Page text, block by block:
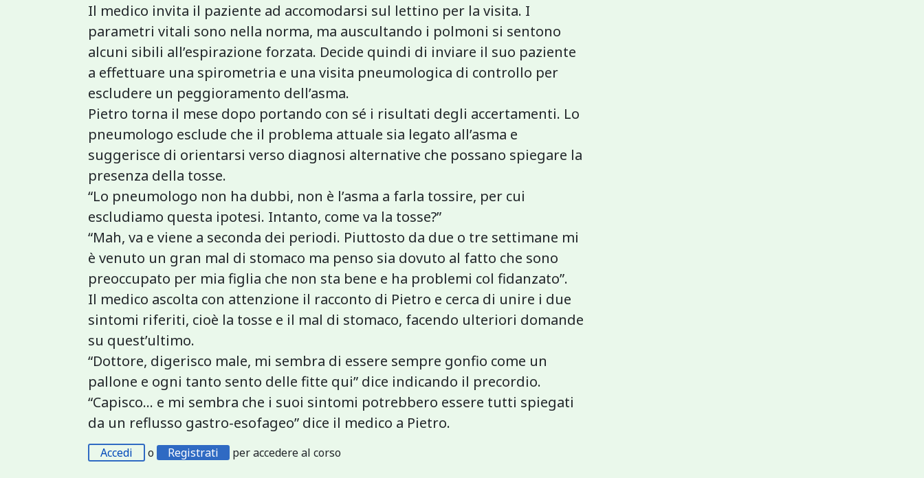
Il medico invita il paziente ad accomodarsi sul lettino per la visita. I
parametri vitali sono nella norma, ma auscultando i polmoni si sentono
alcuni sibili all’espirazione forzata. Decide quindi di inviare il suo paziente
a effettuare una spirometria e una visita pneumologica di controllo per
escludere un peggioramento dell’asma.
Pietro torna il mese dopo portando con sé i risultati degli accertamenti. Lo
pneumologo esclude che il problema attuale sia legato all’asma e
suggerisce di orientarsi verso diagnosi alternative che possano spiegare la
presenza della tosse.
“Lo pneumologo non ha dubbi, non è l’asma a farla tossire, per cui
escludiamo questa ipotesi. Intanto, come va la tosse?”
“Mah, va e viene a seconda dei periodi. Piuttosto da due o tre settimane mi
è venuto un gran mal di stomaco ma penso sia dovuto al fatto che sono
preoccupato per mia figlia che non sta bene e ha problemi col fidanzato”.
Il medico ascolta con attenzione il racconto di Pietro e cerca di unire i due
sintomi riferiti, cioè la tosse e il mal di stomaco, facendo ulteriori domande
su quest’ultimo.
“Dottore, digerisco male, mi sembra di essere sempre gonfio come un
pallone e ogni tanto sento delle fitte qui” dice indicando il precordio.
“Capisco... e mi sembra che i suoi sintomi potrebbero essere tutti spiegati
da un reflusso gastro-esofageo” dice il medico a Pietro.
Accedi o Registrati per accedere al corso